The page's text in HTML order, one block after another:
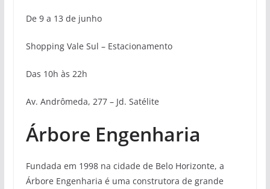
De 9 a 13 de junho
Shopping Vale Sul – Estacionamento
Das 10h às 22h
Av. Andrômeda, 277 – Jd. Satélite
Árbore Engenharia
Fundada em 1998 na cidade de Belo Horizonte, a
Árbore Engenharia é uma construtora de grande